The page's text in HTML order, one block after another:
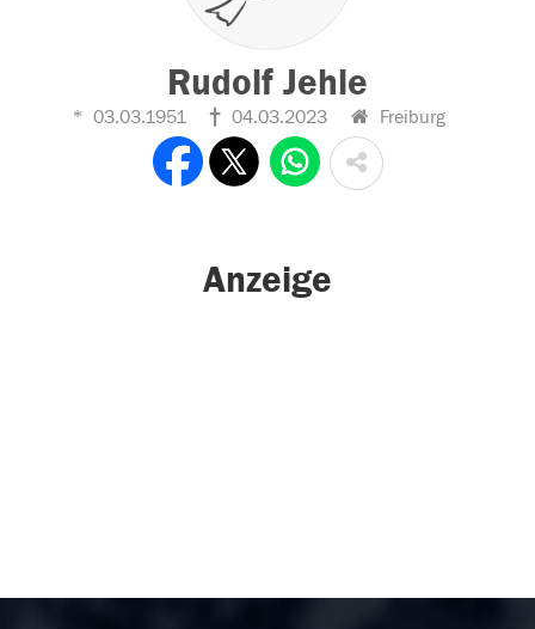
Rudolf Jehle
03.03.1951 04.03.2023 Freiburg
Anzeige